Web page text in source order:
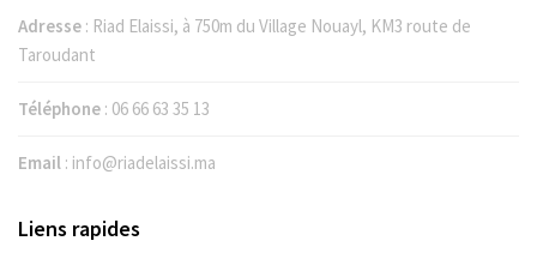
Adresse : Riad Elaissi, à 750m du Village Nouayl, KM3 route de
Taroudant
Téléphone : 06 66 63 35 13
Email : info@riadelaissi.ma
Liens rapides